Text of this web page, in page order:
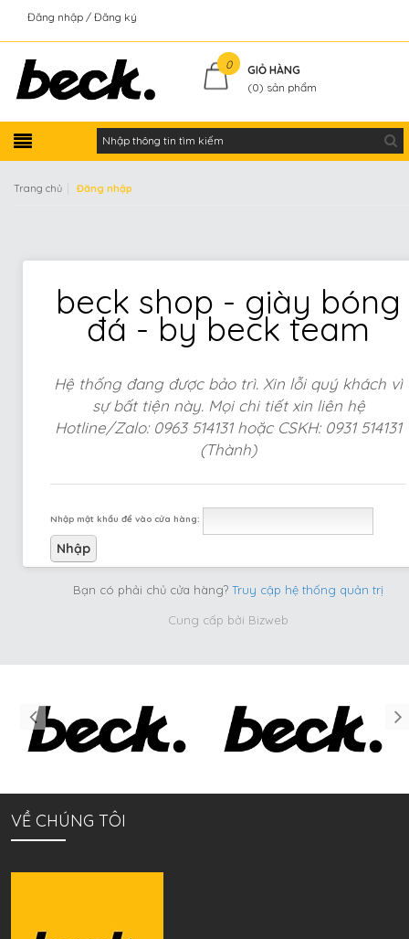
Đăng nhập Đăng ký
0
GIỎ HÀNG
(0) sản phẩm
Trang chủ Đăng nhập
beck shop - giày bóng
đá - by beck team
Hệ thống đang được bảo trì. Xin lỗi quý khách vì
sự bất tiện này. Mọi chi tiết xin liên hệ
Hotline/Zalo: 0963 514131 hoặc CSKH: 0931 514131
(Thành)
Nhập mật khẩu để vào cửa hàng:
Bạn có phải chủ cửa hàng? Truy cập hệ thống quản trị
Cung cấp bởi Bizweb
VỀ CHÚNG TÔI